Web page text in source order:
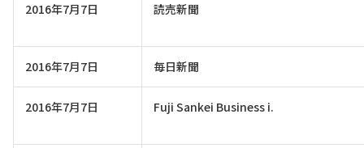
2016年7月7日 読売新聞
2016年7月7日 毎日新聞
2016年7月7日 Fuji Sankei Business i.